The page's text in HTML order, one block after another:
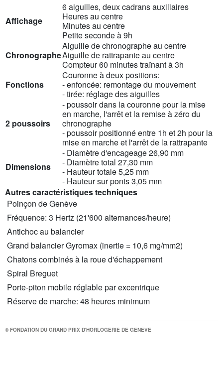
Affichage
6 aiguilles, deux cadrans auxiliaires
Heures au centre
Minutes au centre
Petite seconde à 9h
Chronographe
Aiguille de chronographe au centre
Aiguille de rattrapante au centre
Compteur 60 minutes traînant à 3h
Fonctions
Couronne à deux positions:
- enfoncée: remontage du mouvement
- tirée: réglage des aiguilles
2 poussoirs
- poussoir dans la couronne pour la mise
en marche, l'arrêt et la remise à zéro du
chronographe
- poussoir positionné entre 1h et 2h pour la
mise en marche et l'arrêt de la rattrapante
Dimensions
- Diamètre d'encageage 26,90 mm
- Diamètre total 27,30 mm
- Hauteur totale 5,25 mm
- Hauteur sur ponts 3,05 mm
Autres caractéristiques techniques
 Poinçon de Genève
 Fréquence: 3 Hertz (21'600 alternances/heure)
 Antichoc au balancier
 Grand balancier Gyromax (inertie = 10,6 mg/mm2)
 Chatons combinés à la roue d'échappement
 Spiral Breguet
 Porte-piton mobile réglable par excentrique
 Réserve de marche: 48 heures minimum
© FONDATION DU GRAND PRIX D'HORLOGERIE DE GENÈVE